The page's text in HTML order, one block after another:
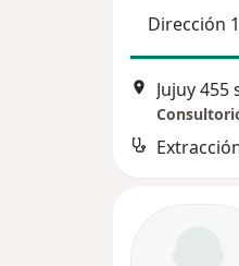
Dirección 1